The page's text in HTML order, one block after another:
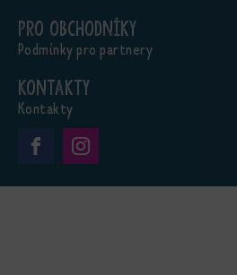
Pro obchodníky
Podmínky pro partnery
Kontakty
Kontakty